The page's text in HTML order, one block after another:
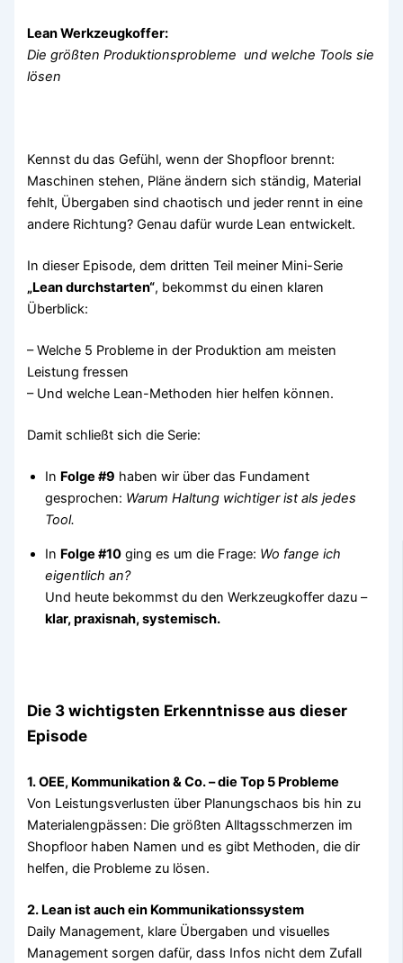
Lean Werkzeugkoffer:
Die größten Produktionsprobleme und welche Tools sie
lösen
Kennst du das Gefühl, wenn der Shopfloor brennt:
Maschinen stehen, Pläne ändern sich ständig, Material
fehlt, Übergaben sind chaotisch und jeder rennt in eine
andere Richtung? Genau dafür wurde Lean entwickelt.
In dieser Episode, dem dritten Teil meiner Mini-Serie
„Lean durchstarten“, bekommst du einen klaren
Überblick:
– Welche 5 Probleme in der Produktion am meisten
Leistung fressen
– Und welche Lean-Methoden hier helfen können.
Damit schließt sich die Serie:
In Folge #9 haben wir über das Fundament
gesprochen: Warum Haltung wichtiger ist als jedes
Tool.
In Folge #10 ging es um die Frage: Wo fange ich
eigentlich an?
Und heute bekommst du den Werkzeugkoffer dazu –
klar, praxisnah, systemisch.
Die 3 wichtigsten Erkenntnisse aus dieser
Episode
1. OEE, Kommunikation & Co. – die Top 5 Probleme
Von Leistungsverlusten über Planungschaos bis hin zu
Materialengpässen: Die größten Alltagsschmerzen im
Shopfloor haben Namen und es gibt Methoden, die dir
helfen, die Probleme zu lösen.
2. Lean ist auch ein Kommunikationssystem
Daily Management, klare Übergaben und visuelles
Management sorgen dafür, dass Infos nicht dem Zufall